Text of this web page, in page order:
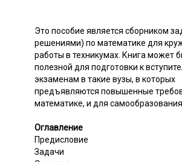
Это пособие является сборником
решениями) по математике для
работы в техникумах. Книга может
полезной для подготовки к
экзаменам в такие вузы, в которых
предъявляются повышенные
математике, и для самообразования
Оглавление
Предисловие
Задачи